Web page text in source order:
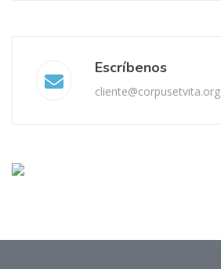
Escríbenos
cliente@corpusetvita.org